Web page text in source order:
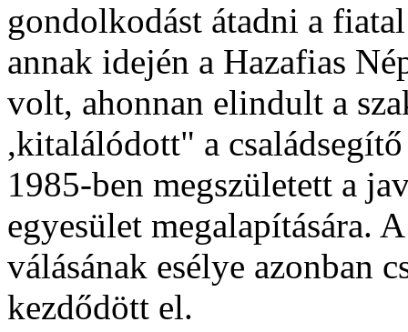
gondolkodást átadni a
annak idején a Hazafias
volt, ahonnan elindult a
,kitalálódott" a
1985-ben megszületett a
egyesület megalapítására.
válásának esélye azonban
kezdődött el.